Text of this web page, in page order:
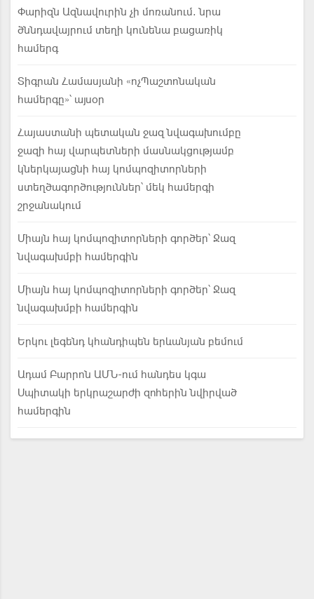
Փարիզն Ազնավուրին չի մոռանում. նրա
ծննդավայրում տեղի կունենա բացառիկ
համերգ
Տիգրան Համասյանի «ոչՊաշտոնական
համերգը»՝ այսօր
Հայաստանի պետական ջազ նվագախումբը
ջազի հայ վարպետների մասնակցությամբ
կներկայացնի հայ կոմպոզիտորների
ստեղծագործություններ՝ մեկ համերգի
շրջանակում
Միայն հայ կոմպոզիտորների գործեր՝ Ջազ
նվագախմբի համերգին
Միայն հայ կոմպոզիտորների գործեր՝ Ջազ
նվագախմբի համերգին
Երկու լեգենդ կհանդիպեն երևանյան բեմում
Ադամ Բարրոն ԱՄՆ-ում հանդես կգա
Սպիտակի երկրաշարժի զոհերին նվիրված
համերգին